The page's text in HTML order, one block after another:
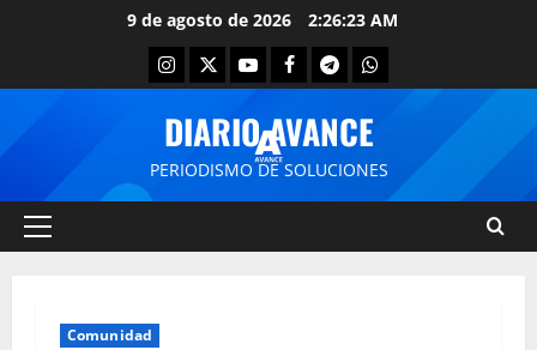
9 de agosto de 2026 2:26:24 AM
DIARIO AVANCE
PERIODISMO DE SOLUCIONES
Comunidad